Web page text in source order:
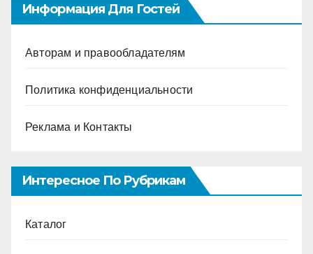
Информация Для Гостей
Авторам и правообладателям
Политика конфиденциальности
Реклама и Контакты
Интересное По Рубрикам
Каталог